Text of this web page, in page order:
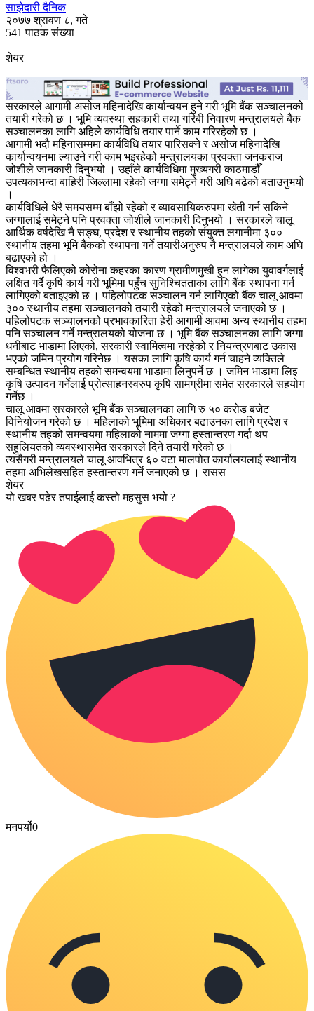
साझेदारी दैनिक
२०७७ श्रावण ८, गते
541 पाठक संख्या
शेयर
सरकारले आगामी असोज महिनादेखि कार्यान्वयन हुने गरी भूमि बैंक सञ्चालनको
तयारी गरेको छ । भूमि व्यवस्था सहकारी तथा गरिबी निवारण मन्त्रालयले बैंक
सञ्चालनका लागि अहिले कार्यविधि तयार पार्ने काम गरिरहेकोे छ ।
आगामी भदौ महिनासम्ममा कार्यविधि तयार पारिसक्ने र असोज महिनादेखि
कार्यान्वयनमा ल्याउने गरी काम भइरहेको मन्त्रालयका प्रवक्ता जनकराज
जोशीले जानकारी दिनुभयो । उहाँले कार्यविधिमा मुख्यगरी काठमाडौँ
उपत्यकाभन्दा बाहिरी जिल्लामा रहेको जग्गा समेट्ने गरी अघि बढेको बताउनुभयो
।
कार्यविधिले धेरै समयसम्म बाँझो रहेको र व्यावसायिकरुपमा खेती गर्न सकिने
जग्गालाई समेट्ने पनि प्रवक्ता जोशीले जानकारी दिनुभयो । सरकारले चालू
आर्थिक वर्षदेखि नै सङ्घ, प्रदेश र स्थानीय तहको संयुक्त लगानीमा ३००
स्थानीय तहमा भूमि बैंकको स्थापना गर्ने तयारीअनुरुप नै मन्त्रालयले काम अघि
बढाएको हो ।
विश्वभरी फैलिएको कोरोना कहरका कारण ग्रामीणमुखी हुन लागेका युवावर्गलाई
लक्षित गर्दै कृषि कार्य गरी भूमिमा पहुँच सुनिश्चितताका लागि बैंक स्थापना गर्न
लागिएको बताइएको छ । पहिलोपटक सञ्चालन गर्न लागिएको बैंक चालू आवमा
३०० स्थानीय तहमा सञ्चालनको तयारी रहेको मन्त्रालयले जनाएको छ ।
पहिलोपटक सञ्चालनको प्रभावकारिता हेरी आगामी आवमा अन्य स्थानीय तहमा
पनि सञ्चालन गर्ने मन्त्रालयको योजना छ । भूमि बैंक सञ्चालनका लागि जग्गा
धनीबाट भाडामा लिएको, सरकारी स्वामित्वमा नरहेको र नियन्त्रणबाट उकास
भएको जमिन प्रयोग गरिनेछ । यसका लागि कृषि कार्य गर्न चाहने व्यक्तिले
सम्बन्धित स्थानीय तहको समन्वयमा भाडामा लिनुपर्ने छ । जमिन भाडामा लिइ
कृषि उत्पादन गर्नेलाई प्रोत्साहनस्वरुप कृषि सामग्रीमा समेत सरकारले सहयोग
गर्नेछ ।
चालू आवमा सरकारले भूमि बैंक सञ्चालनका लागि रु ५० करोड बजेट
विनियोजन गरेको छ । महिलाको भूमिमा अधिकार बढाउनका लागि प्रदेश र
स्थानीय तहको समन्वयमा महिलाको नाममा जग्गा हस्तान्तरण गर्दा थप
सहुलियतको व्यवस्थासमेत सरकारले दिने तयारी गरेको छ ।
त्यसैगरी मन्त्रालयले चालू आवभित्र ६० वटा मालपोत कार्यालयलाई स्थानीय
तहमा अभिलेखसहित हस्तान्तरण गर्ने जनाएको छ । रासस
शेयर
यो खबर पढेर तपाईलाई कस्तो महसुस भयो ?
मनपर्यो0